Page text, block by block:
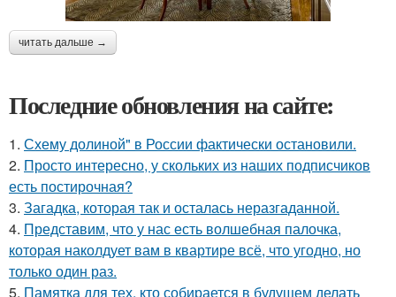
читать дальше →
Последние обновления на сайте:
1. Схему долиной" в России фактически остановили.
2. Просто интересно, у скольких из наших подписчиков
есть постирочная?
3. Загадка, которая так и осталась неразгаданной.
4. Представим, что у нас есть волшебная палочка,
которая наколдует вам в квартире всё, что угодно, но
только один раз.
5. Памятка для тех, кто собирается в будущем делать